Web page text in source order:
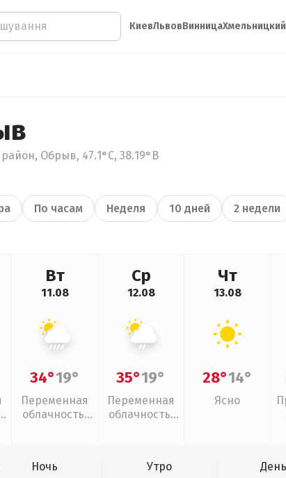
КиевЛьвовВинницаХмельницкий
Обрыв, 47.1°С, 38.19°В
По часам Неделя 10 дней 2 недели
Вт
11.08
34°19°
Переменная
облачность,
Ср
12.08
35°19°
Переменная
облачность,
Чт
13.08
28°14°
Ясно
Ночь Утро День